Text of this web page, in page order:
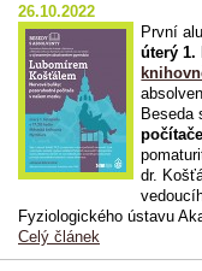
26.10.2022
První
úterý 1.
Beseda
dr.
Fyziologického ústavu
Celý článek